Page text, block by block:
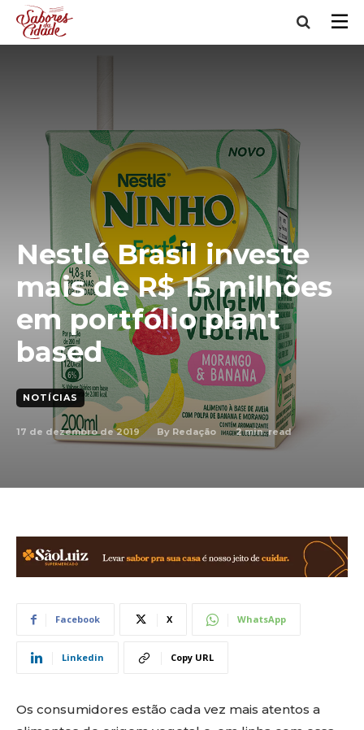
Nestlé Brasil investe
mais de R$ 15 milhões
em portfólio plant
based
NOTÍCIAS
17 de dezembro de 2019 By Redação 2min. read
Facebook X WhatsApp
Linkedin Copy URL
Os consumidores estão cada vez mais atentos a